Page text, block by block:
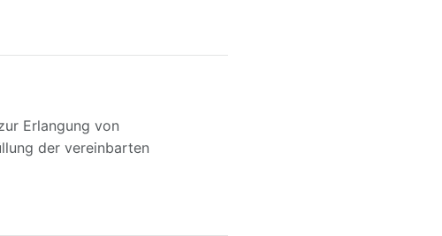
Erlangung von
der vereinbarten